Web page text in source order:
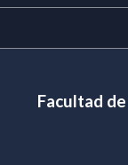
Facultad